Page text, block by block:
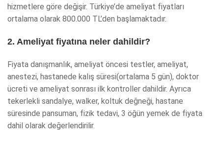
hizmetlere göre değişir. Türkiye’de ameliyat fiyatları
ortalama olarak 800.000 TL’den başlamaktadır.
2. Ameliyat fiyatına neler dahildir?
Fiyata danışmanlık, ameliyat öncesi testler, ameliyat,
anestezi, hastanede kalış süresi(ortalama 5 gün), doktor
ücreti ve ameliyat sonrası ilk kontroller dahildir. Ayrıca
tekerlekli sandalye, walker, koltuk değneği, hastane
süresinde pansuman, fizik tedavi, 3 öğün yemek de fiyata
dahil olarak değerlendirilir.